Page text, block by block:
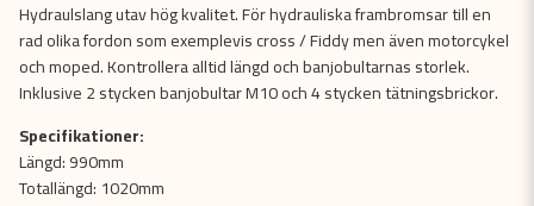
Hydraulslang utav hög kvalitet. För hydrauliska frambromsar till en
rad olika fordon som exemplevis cross / Fiddy men även motorcykel
och moped. Kontrollera alltid längd och banjobultarnas storlek.
Inklusive 2 stycken banjobultar M10 och 4 stycken tätningsbrickor.
Specifikationer:
Längd: 990mm
Totallängd: 1020mm